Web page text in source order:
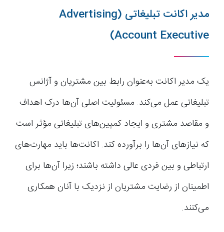
مدیر اکانت تبلیغاتی (Advertising
Account Executive)
یک مدیر اکانت به‌عنوان رابط بین مشتریان و آژانس
تبلیغاتی عمل می‌کند. مسئولیت اصلی آن‌ها درک اهداف
و مقاصد مشتری و ایجاد کمپین‌های تبلیغاتی مؤثر است
که نیازهای آن‌ها را برآورده کند. اکانت‌ها باید مهارت‌های
ارتباطی و بین فردی عالی داشته باشند؛ زیرا آن‌ها برای
اطمینان از رضایت مشتریان از نزدیک با آنان همکاری
می‌کنند.